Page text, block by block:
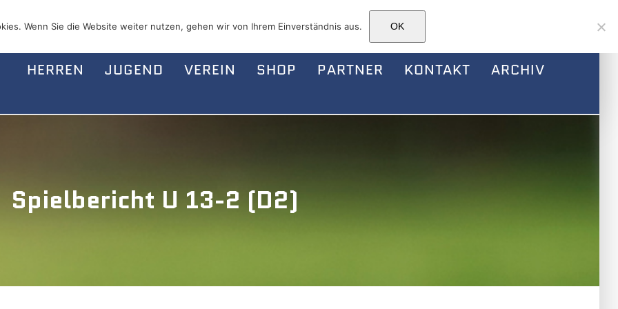
HERREN JUGEND VEREIN SHOP PARTNER KONTAKT ARCHIV
Spielbericht U 13-2 (D2)
Wenn Sie die Website weiter nutzen, gehen wir von Ihrem Einverständnis aus. OK